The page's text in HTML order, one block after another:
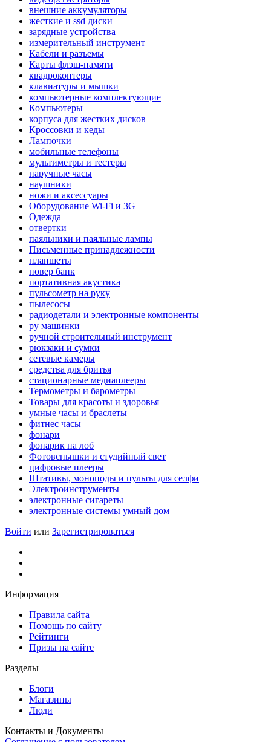
внешние аккумуляторы
жесткие и ssd диски
зарядные устройства
измерительный инструмент
Кабели и разъемы
Карты флэш-памяти
квадрокоптеры
клавиатуры и мышки
компьютерные комплектующие
Компьютеры
корпуса для жестких дисков
Кроссовки и кеды
Лампочки
мобильные телефоны
мультиметры и тестеры
наручные часы
наушники
ножи и аксессуары
Оборудование Wi-Fi и 3G
Одежда
отвертки
паяльники и паяльные лампы
Письменные принадлежности
планшеты
повер банк
портативная акустика
пульсометр на руку
пылесосы
радиодетали и электронные компоненты
ру машинки
ручной строительный инструмент
рюкзаки и сумки
сетевые камеры
средства для бритья
стационарные медиаплееры
Термометры и барометры
Товары для красоты и здоровья
умные часы и браслеты
фитнес часы
фонари
фонарик на лоб
Фотовспышки и студийный свет
цифровые плееры
Штативы, моноподы и пульты для селфи
Электроинструменты
электронные сигареты
электронные системы умный дом
Войти или Зарегистрироваться
Информация
Правила сайта
Помощь по сайту
Рейтинги
Призы на сайте
Разделы
Блоги
Магазины
Люди
Контакты и Документы